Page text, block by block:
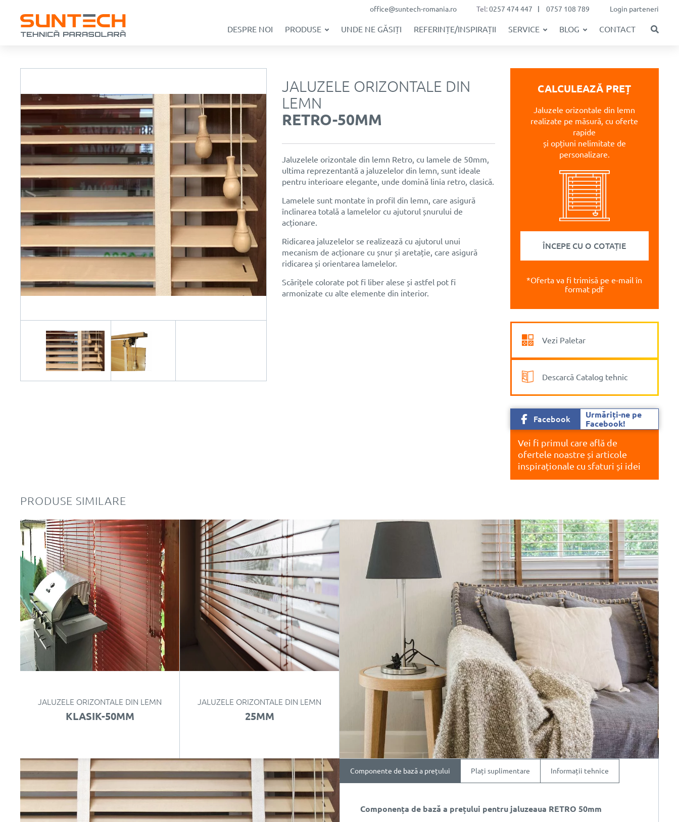
office@suntech-romania.ro Tel:0257 474 447 0757 108 789 Login parteneri
DESPRE NOI PRODUSE UNDE NE GĂSIȚI REFERINȚE/INSPIRAȚII SERVICE BLOG CONTACT
JALUZELE ORIZONTALE DIN
LEMN
RETRO-50MM
Jaluzelele orizontale din lemn Retro, cu lamele de 50mm,
ultima reprezentantă a jaluzelelor din lemn, sunt ideale
pentru interioare elegante, unde domină linia retro, clasică.
Lamelele sunt montate în profil din lemn, care asigură
înclinarea totală a lamelelor cu ajutorul șnurului de
acționare.
Ridicarea jaluzelelor se realizează cu ajutorul unui
mecanism de acționare cu șnur și aretație, care asigură
ridicarea și orientarea lamelelor.
Scărițele colorate pot fi liber alese și astfel pot fi
armonizate cu alte elemente din interior.
CALCULEAZĂ PREȚ
Jaluzele orizontale din lemn
realizate pe măsură, cu oferte
rapide
și opțiuni nelimitate de
personalizare.
ÎNCEPE CU O COTAȚIE
*Oferta va fi trimisă pe e-mail în
format pdf
Vezi Paletar
Descarcă Catalog tehnic
Facebook
Urmăriți-ne pe
Facebook!
Vei fi primul care află de
ofertele noastre și articole
inspiraționale cu sfaturi și idei
PRODUSE SIMILARE
JALUZELE ORIZONTALE DIN LEMN
KLASIK-50MM
JALUZELE ORIZONTALE DIN LEMN
25MM
Componente de bază a prețului Plați suplimentare Informații tehnice
Componența de bază a prețului pentru jaluzeaua RETRO 50mm